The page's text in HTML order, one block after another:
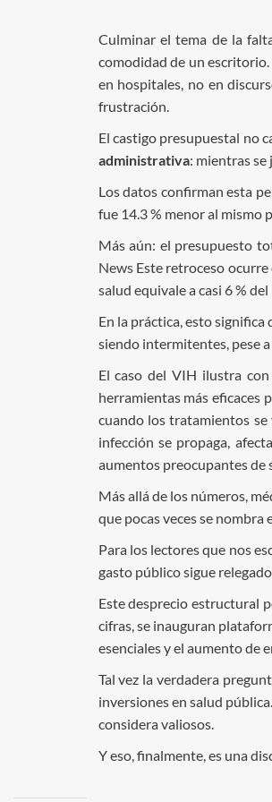
Culminar el tema de la
comodidad de un escritorio.
en hospitales, no en
frustración.
El castigo presupuestal no
administrativa: mientras se
Los datos confirman esta
fue 14.3 % menor al mismo
Más aún: el presupuesto
NewsEste retroceso ocurre
salud equivale a casi 6 %
En la práctica, esto
siendo intermitentes, pese a
El caso del VIH ilustra
herramientas más eficaces
cuando los tratamientos
infección se propaga,
aumentos preocupantes de
Más allá de los números,
que pocas veces se
Para los lectores que nos
gasto público sigue
Este desprecio estructural
cifras, se inauguran
esenciales y el aumento de
Tal vez la verdadera
inversiones en salud
considera valiosos.
Y eso, finalmente, es una